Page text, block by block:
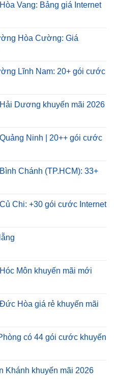
Vang: Bảng giá Internet
Hòa Cường: Giá
Lĩnh Nam: 20+ gói cước
Dương khuyến mãi 2026
Ninh | 20++ gói cước
Chánh (TP.HCM): 33+
Chi: +30 gói cước Internet
Môn khuyến mãi mới
Hòa giá rẻ khuyến mãi
có 44 gói cước khuyến
Khánh khuyến mãi 2026